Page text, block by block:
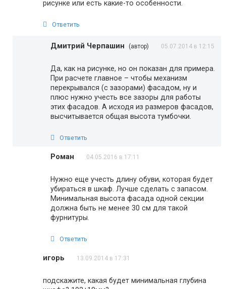
рисунке или есть какие-то особенности.
Ответить
Дмитрий Черпашин (автор) 05.07.2014 в 12:15
Да, как на рисунке, но он показан для примера.
При расчете главное – чтобы механизм
перекрывался (с зазорами) фасадом, ну и
плюс нужно учесть все зазоры для работы
этих фасадов. А исходя из размеров фасадов,
высчитывается общая высота тумбочки.
Ответить
Роман 04.05.2016 в 17:11
Нужно еще учесть длину обуви, которая будет
убираться в шкаф. Лучше сделать с запасом.
Минимальная высота фасада одной секции
должна быть не менее 30 см для такой
фурнитуры.
Ответить
игорь 13.09.2014 в 17:31
подскажите, какая будет минимальная глубина